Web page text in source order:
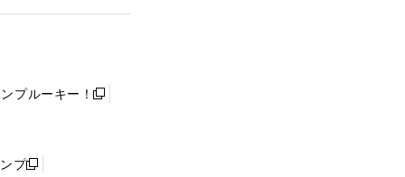
プルーキー！
新
プ
新